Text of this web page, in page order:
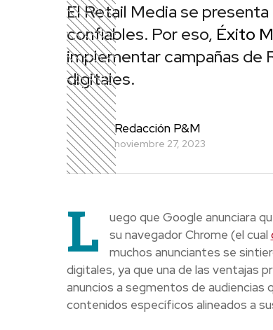
El Retail Media se
confiables. Por eso, Éxito
implementar campañas de
digitales.
Redacción P&M
noviembre 27, 2023
L uego que Google anunciara
su navegador Chrome (el cual
muchos anunciantes se
digitales, ya que una de las ventajas
anuncios a segmentos de audiencias
contenidos específicos alineados a